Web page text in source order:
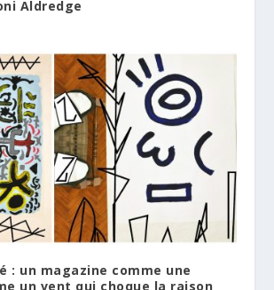
Aldredge
: un magazine comme une
un vent qui choque la raison